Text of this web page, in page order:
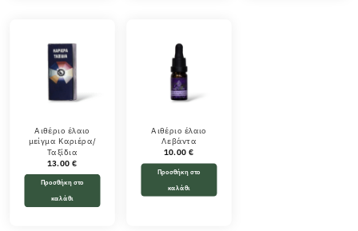
Αιθέριο έλαιο
μείγμα Καριέρα/
Ταξίδια
13.00€
Προσθήκη στο
καλάθι
Αιθέριο έλαιο
Λεβάντα
10.00€
Προσθήκη στο
καλάθι